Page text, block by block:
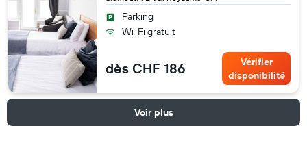
Parking
Wi-Fi gratuit
dès CHF 186
Vérifier
disponibilité
Voir plus